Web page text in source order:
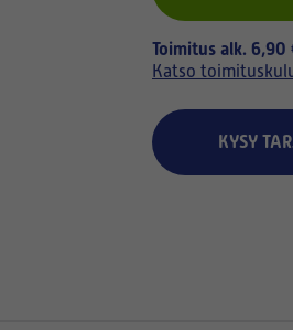
Toimitus alk. 6,90
Katso
KYSY